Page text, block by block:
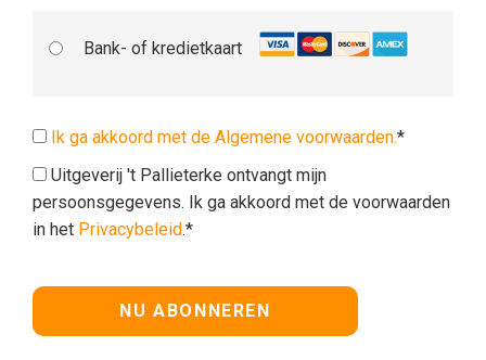
Bank- of kredietkaart
Ik ga akkoord met de Algemene voorwaarden.*
Uitgeverij 't Pallieterke ontvangt mijn
persoonsgegevens. Ik ga akkoord met de voorwaarden
in het Privacybeleid.*
Geen waarde